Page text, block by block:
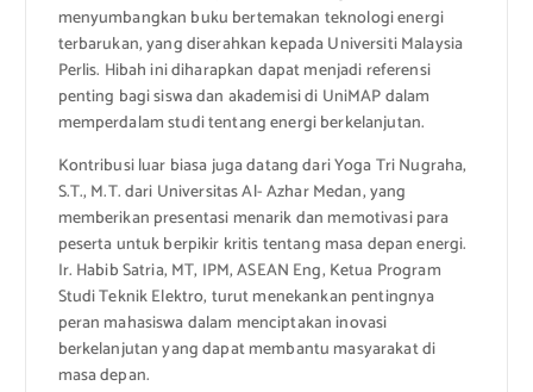
menyumbangkan buku bertemakan teknologi energi
terbarukan, yang diserahkan kepada Universiti Malaysia
Perlis. Hibah ini diharapkan dapat menjadi referensi
penting bagi siswa dan akademisi di UniMAP dalam
memperdalam studi tentang energi berkelanjutan.
Kontribusi luar biasa juga datang dari Yoga Tri Nugraha,
S.T., M.T. dari Universitas Al- Azhar Medan, yang
memberikan presentasi menarik dan memotivasi para
peserta untuk berpikir kritis tentang masa depan energi.
Ir. Habib Satria, MT, IPM, ASEAN Eng, Ketua Program
Studi Teknik Elektro, turut menekankan pentingnya
peran mahasiswa dalam menciptakan inovasi
berkelanjutan yang dapat membantu masyarakat di
masa depan.